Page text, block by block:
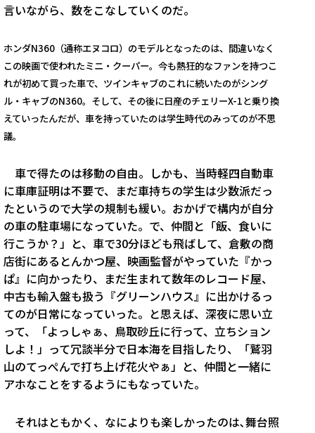
言いながら、数をこなしていくのだ。
ホンダN360（通称エヌコロ）のモデルとなったのは、間違いなく
この映画で使われたミニ・クーパー。今も熱狂的なファンを持つこ
れが初めて買った車で、ツインキャブのこれに続いたのがシング
ル・キャブのN360。そして、その後に日産のチェリーX-1と乗り換
えていったんだが、車を持っていたのは学生時代のみってのが不思
議。
車で得たのは移動の自由。しかも、当時軽四自動車
に車庫証明は不要で、まだ車持ちの学生は少数派だっ
たというので大学の規制も緩い。おかげで構内が自分
の車の駐車場になっていた。で、仲間と「飯、食いに
行こうか？」と、車で30分ほども飛ばして、倉敷の商
店街にあるとんかつ屋、映画監督がやっていた『かっ
ぱ』に向かったり、まだ生まれて数年のレコード屋、
中古も輸入盤も扱う『グリーンハウス』に出かけるっ
てのが日常になっていった。と思えば、深夜に思い立
って、「よっしゃぁ、鳥取砂丘に行って、立ちション
しよ！」って冗談半分で日本海を目指したり、「鷲羽
山のてっぺんで打ち上げ花火やぁ」と、仲間と一緒に
アホなことをするようにもなっていた。
それはともかく、なによりも楽しかったのは､舞台照